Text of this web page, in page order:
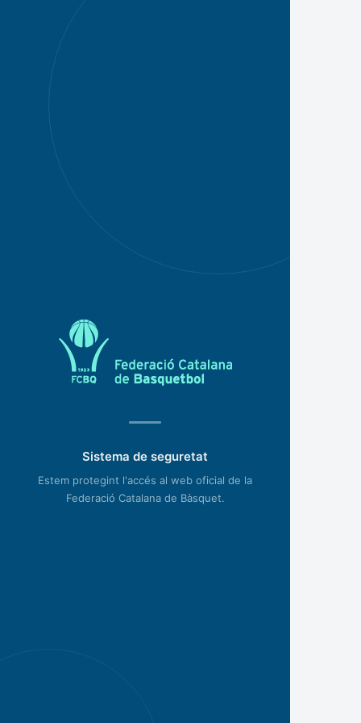
Sistema de seguretat
Estem protegint l'accés al web oficial de la
Federació Catalana de Bàsquet.